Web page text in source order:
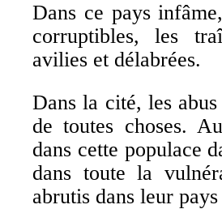
Dans ce pays
corruptibles, les
avilies et délabrées.
Dans la cité, les
de toutes choses.
dans cette populace
dans toute la
abrutis dans leur